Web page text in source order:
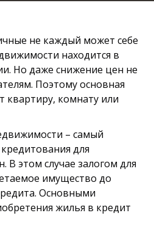
не каждый может себе
находится в
Но даже снижение цен не
Поэтому основная
квартиру, комнату или
– самый
для
В этом случае залогом для
имущество до
Основными
жилья в кредит